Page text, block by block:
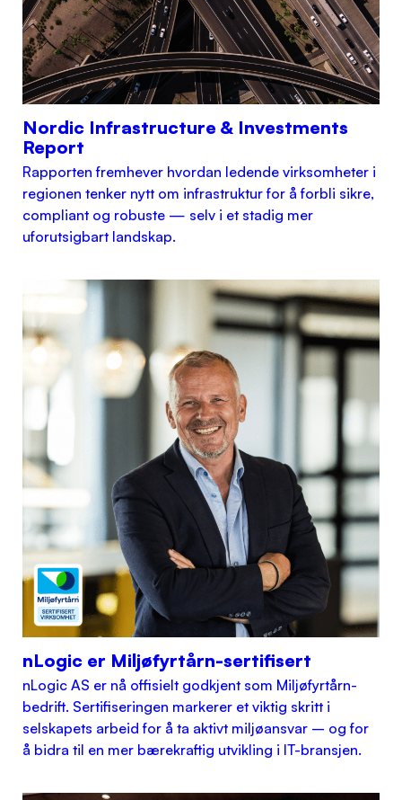
Nordic Infrastructure & Investments
Report
Rapporten fremhever hvordan ledende virksomheter i
regionen tenker nytt om infrastruktur for å forbli sikre,
compliant og robuste — selv i et stadig mer
uforutsigbart landskap.
nLogic er Miljøfyrtårn-sertifisert
nLogic AS er nå offisielt godkjent som Miljøfyrtårn-
bedrift. Sertifiseringen markerer et viktig skritt i
selskapets arbeid for å ta aktivt miljøansvar – og for
å bidra til en mer bærekraftig utvikling i IT-bransjen.